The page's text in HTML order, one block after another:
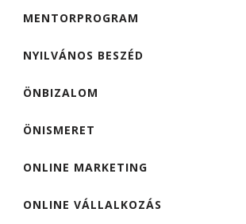
MENTORPROGRAM
NYILVÁNOS BESZÉD
ÖNBIZALOM
ÖNISMERET
ONLINE MARKETING
ONLINE VÁLLALKOZÁS